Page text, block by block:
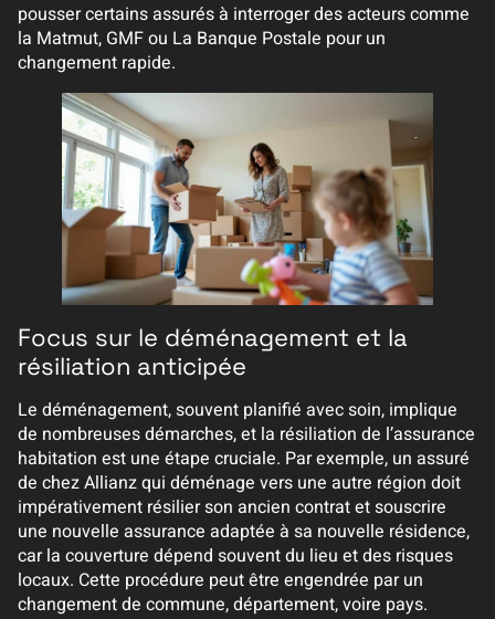
pousser certains assurés à interroger des acteurs comme
la Matmut, GMF ou La Banque Postale pour un
changement rapide.
Focus sur le déménagement et la
résiliation anticipée
Le déménagement, souvent planifié avec soin, implique
de nombreuses démarches, et la résiliation de l’assurance
habitation est une étape cruciale. Par exemple, un assuré
de chez Allianz qui déménage vers une autre région doit
impérativement résilier son ancien contrat et souscrire
une nouvelle assurance adaptée à sa nouvelle résidence,
car la couverture dépend souvent du lieu et des risques
locaux. Cette procédure peut être engendrée par un
changement de commune, département, voire pays.